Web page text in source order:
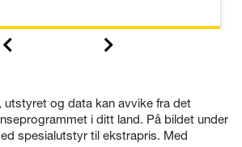
utstyret og data kan avvike fra det
i ditt land. På bildet under
spesialutstyr til ekstrapris. Med